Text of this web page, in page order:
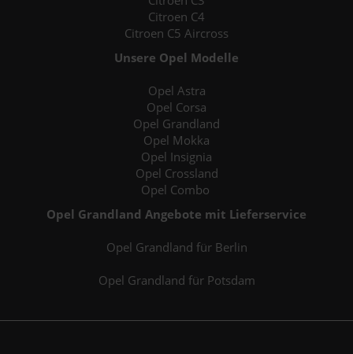
Citroen C4
Citroen C5 Aircross
Unsere Opel Modelle
Opel Astra
Opel Corsa
Opel Grandland
Opel Mokka
Opel Insignia
Opel Crossland
Opel Combo
Opel Grandland Angebote mit Lieferservice
Opel Grandland für Berlin
Opel Grandland für Potsdam